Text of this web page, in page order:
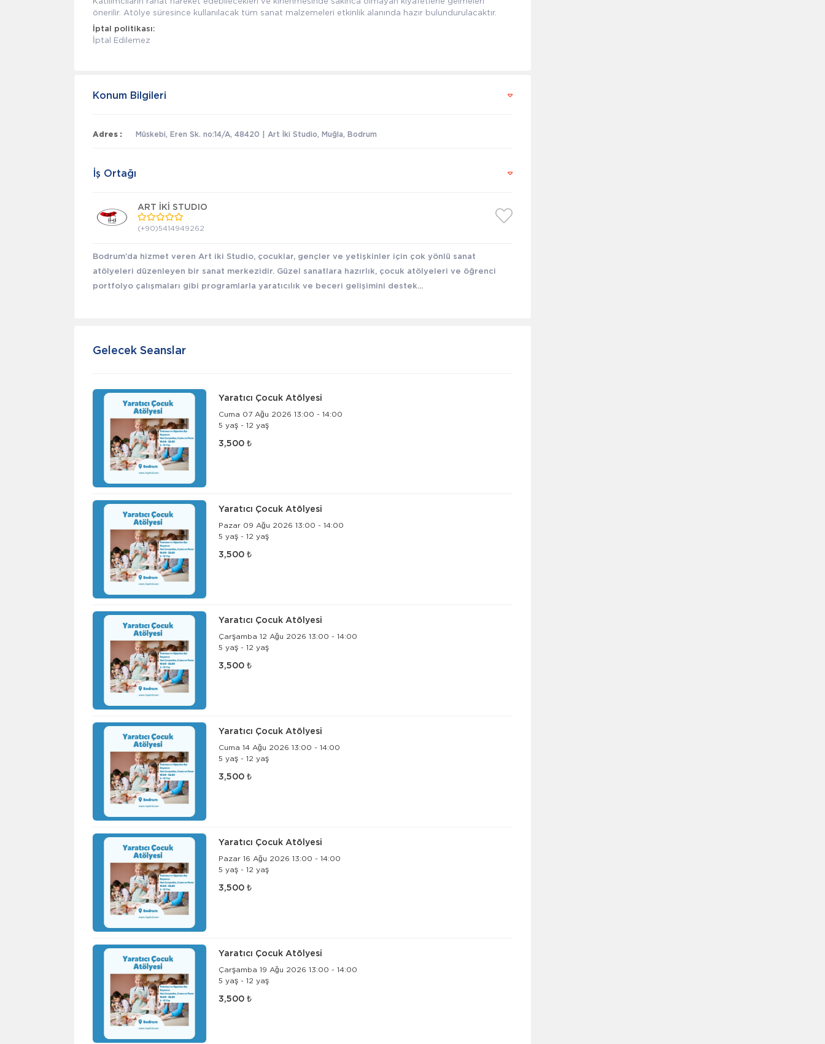
önerilir. Atölye süresince kullanılacak tüm sanat malzemeleri etkinlik alanında hazır bulundurulacaktır.
İptal politikası:
İptal Edilemez
Konum Bilgileri
Adres : Müskebi, Eren Sk. no:14/A, 48420 | Art İki Studio, Muğla, Bodrum
İş Ortağı
ART İKİ STUDIO
(+90)5414949262
Bodrum’da hizmet veren Art iki Studio, çocuklar, gençler ve yetişkinler için çok yönlü sanat
atölyeleri düzenleyen bir sanat merkezidir. Güzel sanatlara hazırlık, çocuk atölyeleri ve öğrenci
portfolyo çalışmaları gibi programlarla yaratıcılık ve beceri gelişimini destek...
Gelecek Seanslar
Yaratıcı Çocuk Atölyesi
Cuma 07 Ağu 2026 13:00 - 14:00
5 yaş - 12 yaş
3,500 ₺
Yaratıcı Çocuk Atölyesi
Pazar 09 Ağu 2026 13:00 - 14:00
5 yaş - 12 yaş
3,500 ₺
Yaratıcı Çocuk Atölyesi
Çarşamba 12 Ağu 2026 13:00 - 14:00
5 yaş - 12 yaş
3,500 ₺
Yaratıcı Çocuk Atölyesi
Cuma 14 Ağu 2026 13:00 - 14:00
5 yaş - 12 yaş
3,500 ₺
Yaratıcı Çocuk Atölyesi
Pazar 16 Ağu 2026 13:00 - 14:00
5 yaş - 12 yaş
3,500 ₺
Yaratıcı Çocuk Atölyesi
Çarşamba 19 Ağu 2026 13:00 - 14:00
5 yaş - 12 yaş
3,500 ₺